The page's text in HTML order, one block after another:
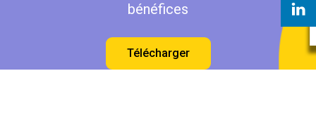
bénéfices
Télécharger